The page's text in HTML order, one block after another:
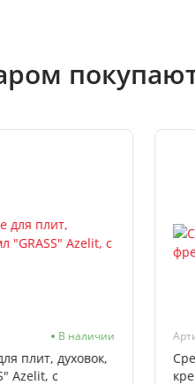
В наличии
плит, духовок,
Azelit, с